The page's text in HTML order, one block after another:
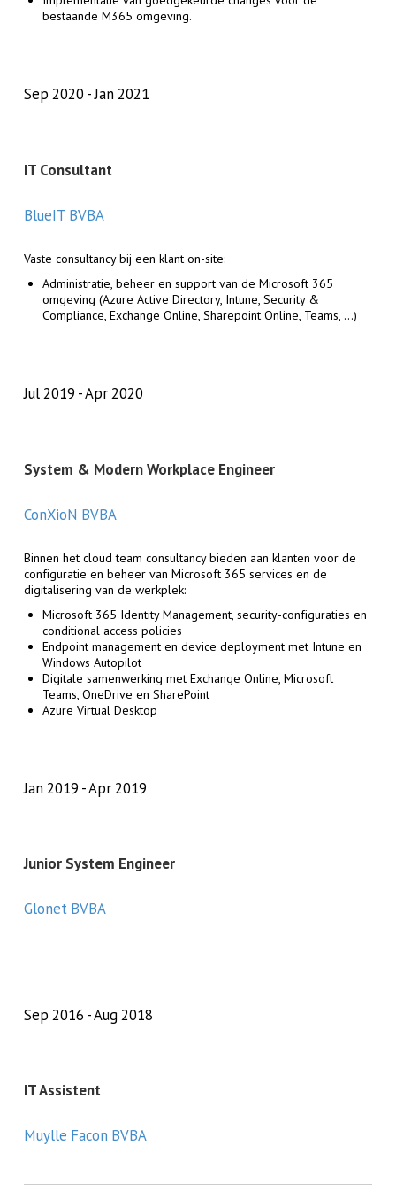
bestaande M365 omgeving.
Sep 2020 Jan 2021
IT Consultant
BlueIT BVBA
Vaste consultancy bij een klant on-site:
Administratie, beheer en support van de Microsoft 365
omgeving (Azure Active Directory, Intune, Security &
Compliance, Exchange Online, Sharepoint Online, Teams, ...)
Jul 2019 Apr 2020
System & Modern Workplace Engineer
ConXioN BVBA
Binnen het cloud team consultancy bieden aan klanten voor de
configuratie en beheer van Microsoft 365 services en de
digitalisering van de werkplek:
Microsoft 365 Identity Management, security-configuraties en
conditional access policies
Endpoint management en device deployment met Intune en
Windows Autopilot
Digitale samenwerking met Exchange Online, Microsoft
Teams, OneDrive en SharePoint
Azure Virtual Desktop
Jan 2019 Apr 2019
Junior System Engineer
Glonet BVBA
Sep 2016 Aug 2018
IT Assistent
Muylle Facon BVBA